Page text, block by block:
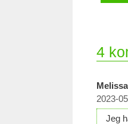
4
Melissa
2023-
Jeg